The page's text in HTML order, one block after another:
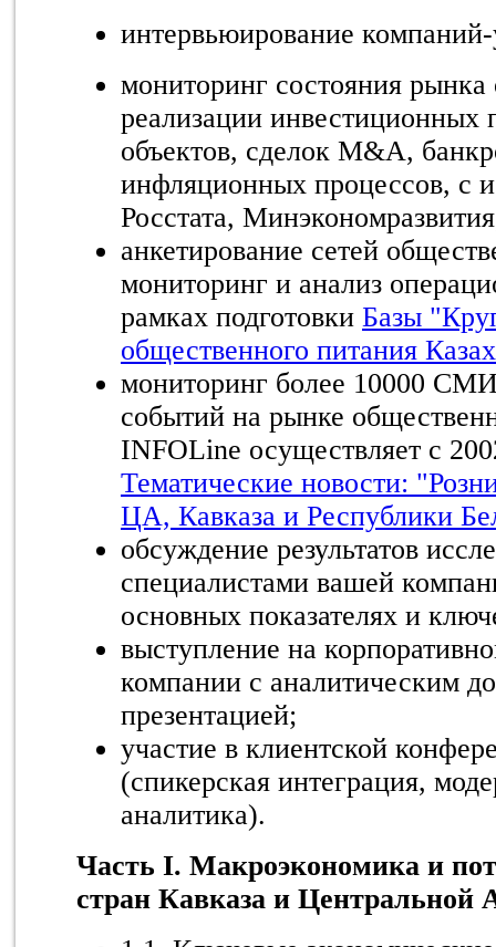
интервьюирование
мониторинг состояния
реализации инвестиционных
объектов, сделок M&A,
инфляционных процессов, с
Росстата,
анкетирование сетей
мониторинг и анализ
рамках подготовки Базы
общественного питания
мониторинг более 10000
событий на рынке
INFOLine осуществляет с
Тематические новости:
ЦА, Кавказа и Республики
обсуждение результатов
специалистами вашей
основных показателях и
выступление на
компании с аналитическим
презентацией;
участие в клиентской
(спикерская интеграция,
аналитика).
Часть I. Макроэкономика и
стран Кавказа и Центральной